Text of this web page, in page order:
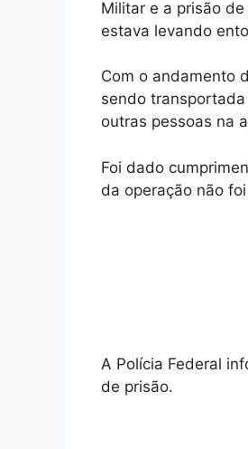
Militar e a prisão
estava levando
Com o andamento
sendo
outras pessoas na
Foi dado
da operação não
A Polícia Federal
de prisão.